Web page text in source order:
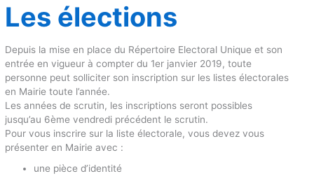
Les élections
Depuis la mise en place du Répertoire Electoral Unique et son
entrée en vigueur à compter du 1er janvier 2019, toute
personne peut solliciter son inscription sur les listes électorales
en Mairie toute l’année.
Les années de scrutin, les inscriptions seront possibles
jusqu’au 6ème vendredi précédent le scrutin.
Pour vous inscrire sur la liste électorale, vous devez vous
présenter en Mairie avec :
une pièce d’identité